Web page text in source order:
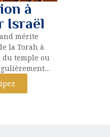
à
Israël
mérite
la Torah à
du temple ou